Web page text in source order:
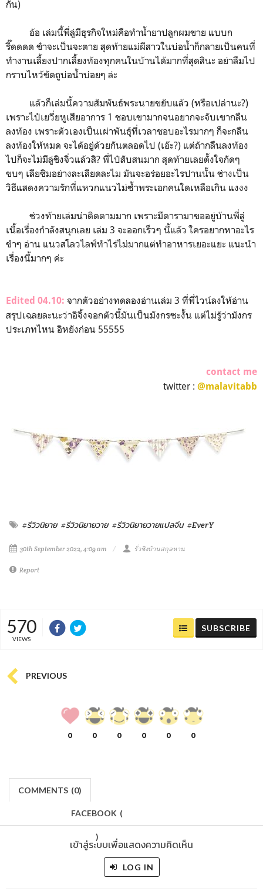
กัน)
อ้อ เล่มนี้พี่ลู่มีธุรกิจใหม่คือทำน้ำยาปลูกผมขาย แบบก
รี๊ดดดด ขำจะเป็นจะตาย สุดท้ายแม่ผีสาวในบ่อน้ำก็กลายเป็นคนที่
ทำงานเลี้ยงปากเลี้ยงท้องทุกคนในบ้านได้มากที่สุดสินะ อย่าลืมไป
กราบไหว้ขัดถูบ่อน้ำบ่อยๆ ล่ะ
แล้วก็เล่มนี้ความสัมพันธ์พระนายขยับแล้ว (หรือเปล่านะ?)
เพราะไป๋เยวี่ยหูเสียอาการ 1 ชอบเขามากจนอยากจะจับเขากลืน
ลงท้อง เพราะตัวเองเป็นเผ่าพันธุ์ที่เวลาชอบอะไรมากๆ ก็จะกลืน
ลงท้องให้หมด จะได้อยู่ด้วยกันตลอดไป (เอ๊ะ?) แต่ถ้ากลืนลงท้อง
ไปก็จะไม่มีลู่ชิงจิ่วแล้วสิ? พี่ไป๋สับสนมาก สุดท้ายเลยตั้งใจกัดๆ
ขบๆ เลียชิมอย่างละเลียดละไม มันจะอร่อยอะไรปานนั้น ช่างเป็น
วิธีแสดงความรักที่แหวกแนวไม่ซ้ำพระเอกคนใดเหลือเกิน แงงง
ช่วงท้ายเล่มน่าติดตามมาก เพราะมีดารามาขออยู่บ้านพี่ลู่
เนื้อเรื่องกำลังสนุกเลย เล่ม 3 จะออกเร็วๆ นี้แล้ว ใครอยากหาอะไร
ขำๆ อ่าน แนวสโลวไลฟ์ทำไร่ไม่มากแต่ทำอาหารเยอะแยะ แนะนำ
เรื่องนี้มากๆ ค่ะ
Edited 04.10: จากตัวอย่างทดลองอ่านเล่ม 3 ที่พี่ไวน์ลงให้อ่าน
สรุปเฉลยละนะว่าอิจิ้งจอกตัวนี้มันเป็นมังกรซะงั้น แต่ไม่รู้ว่ามังกร
ประเภทไหน อิหยังก่อน 55555
contact me
twitter : @malavitabb
#รีวิวนิยาย #รีวิวนิยายวาย #รีวิวนิยายวายแปลจีน #EverY
30th September 2022, 4:09 am รั่วชิงบ้านสกุลหาน
Report
570
VIEWS
SUBSCRIBE
PREVIOUS
0 0 0 0 0 0
COMMENTS (0)
FACEBOOK (
)
เข้าสู่ระบบเพื่อแสดงความคิดเห็น
LOG IN